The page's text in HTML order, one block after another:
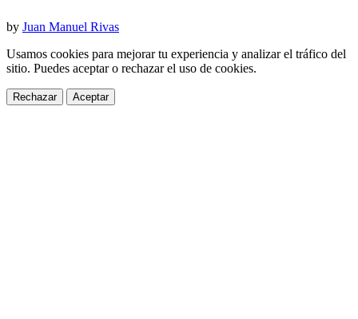
by Juan Manuel Rivas
Usamos cookies para mejorar tu experiencia y analizar el tráfico del
sitio. Puedes aceptar o rechazar el uso de cookies.
Rechazar Aceptar